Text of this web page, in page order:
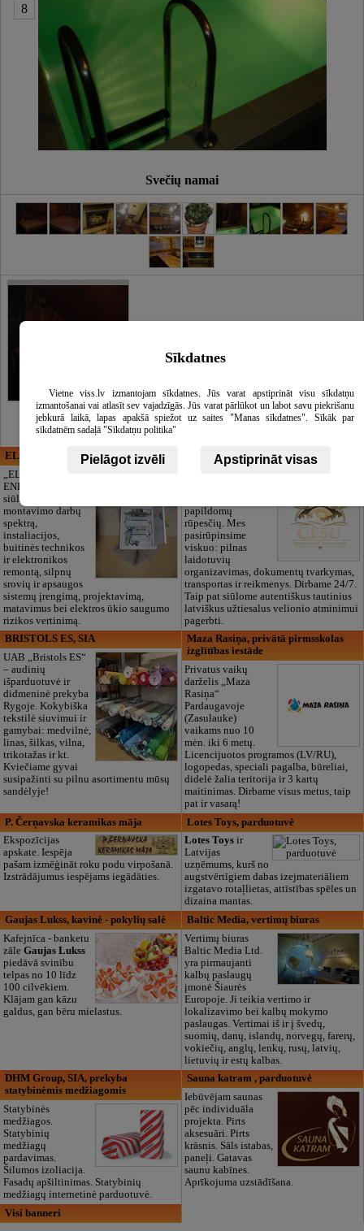
8
Svečių namai
ELECTRIC ENERGY
„ELECTRIC
ENERGY Kandava“
siūlo pilną elektros
montavimo darbų
spektrą,
instaliacijos,
buitinės technikos
ir elektronikos
remontą, silpnų
srovių ir apsaugos
sistemų įrengimą, projektavimą,
matavimus bei elektros ūkio saugumo
rizikos vertinimą.
CĒSU APBEDĪŠANAS
PAKALPOJUMI, SIA
papildomų
rūpesčių. Mes
pasirūpinsime
viskuo: pilnas
laidotuvių
organizavimas, dokumentų tvarkymas,
transportas ir reikmenys. Dirbame 24/7.
Taip pat siūlome autentiškus tautinius
latviškus užtiesalus velionio atminimui
pagerbti.
BRISTOLS ES, SIA
UAB „Bristols ES“
– audinių
išparduotuvė ir
didmeninė prekyba
Rygoje. Kokybiška
tekstilė siuvimui ir
gamybai: medvilnė,
linas, šilkas, vilna,
trikotažas ir kt.
Kviečiame gyvai
susipažinti su pilnu asortimentu mūsų
sandėlyje!
Maza Rasiņa, privātā pirmsskolas
izglītības iestāde
Privatus vaikų
darželis „Maza
Rasiņa“
Pardaugavoje
(Zasulauke)
vaikams nuo 10
mėn. iki 6 metų.
Licencijuotos programos (LV/RU),
logopedas, speciali pagalba, būreliai,
didelė žalia teritorija ir 3 kartų
maitinimas. Dirbame visus metus, taip
pat ir vasarą!
P. Čerņavska keramikas māja
Ekspozīcijas
apskate. Iespēja
pašam izmēģināt roku podu virpošanā.
Izstrādājumus iespējams iegādāties.
Lotes Toys, parduotuvė
Lotes Toys ir
Latvijas
uzņēmums, kurš no
augstvērtīgiem dabas izejmateriāliem
izgatavo rotaļlietas, attīstības spēles un
dizaina mantas.
Gaujas Lukss, kavinė - pokylių salė
Kafejnīca - banketu
zāle Gaujas Lukss
piedāvā svinību
telpas no 10 līdz
100 cilvēkiem.
Klājam gan kāzu
galdus, gan bēru mielastus.
Baltic Media, vertimų biuras
Vertimų biuras
Baltic Media Ltd.
yra pirmaujanti
kalbų paslaugų
įmonė Šiaurės
Europoje. Ji teikia vertimo ir
lokalizavimo bei kalbų mokymo
paslaugas. Vertimai iš ir į švedų,
suomių, danų, islandų, norvegų, farerų,
vokiečių, anglų, lenkų, rusų, latvių,
lietuvių ir estų kalbas.
DHM Group, SIA, prekyba
statybinėmis medžiagomis
Statybinės
medžiagos.
Statybinių
medžiagų
pardavimas.
Šilumos izoliacija.
Fasadų apšiltinimas. Statybinių
medžiagų internetinė parduotuvė.
Sauna katram , parduotuvė
Iebūvējam saunas
pēc individuāla
projekta. Pirts
aksesuāri. Pirts
krāsnis. Sāls istabas,
paneļi. Gatavas
saunu kabīnes.
Aprīkojuma uzstādīšana.
Visi banneri
Sīkdatnes
Vietne viss.lv izmantojam sīkdatnes. Jūs varat apstiprināt visu sīkdatņu
izmantošanai vai atlasīt sev vajadzīgās. Jūs varat pārlūkot un labot savu piekrišanu
jebkurā laikā, lapas apakšā spiežot uz saites "Manas sīkdatnes". Sīkāk par
sīkdatnēm sadaļā "Sīkdatņu politika"
Pielāgot izvēli Apstiprināt visas